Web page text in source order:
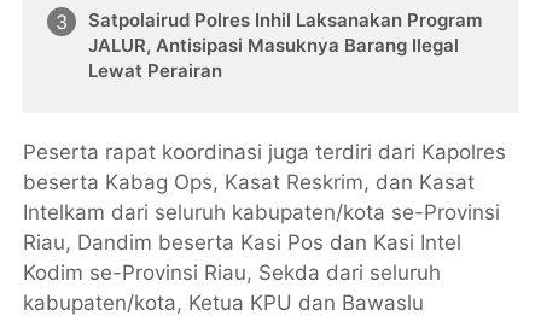
Satpolairud Polres Inhil Laksanakan Program
JALUR, Antisipasi Masuknya Barang Ilegal
Lewat Perairan
Peserta rapat koordinasi juga terdiri dari Kapolres
beserta Kabag Ops, Kasat Reskrim, dan Kasat
Intelkam dari seluruh kabupaten/kota se-Provinsi
Riau, Dandim beserta Kasi Pos dan Kasi Intel
Kodim se-Provinsi Riau, Sekda dari seluruh
kabupaten/kota, Ketua KPU dan Bawaslu